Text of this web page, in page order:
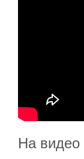
На видео